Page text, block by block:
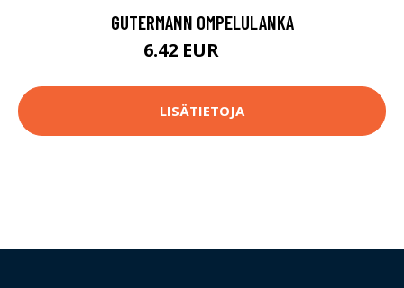
GUTERMANN OMPELULANKA
6.42 EUR
LISÄTIETOJA